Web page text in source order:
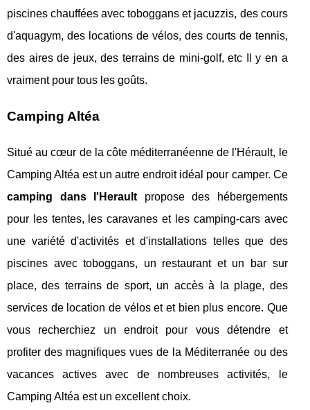
piscines chauffées avec toboggans et jacuzzis, des cours
d'aquagym, des locations de vélos, des courts de tennis,
des aires de jeux, des terrains de mini-golf, etc Il y en a
vraiment pour tous les goûts.
Camping Altéa
Situé au cœur de la côte méditerranéenne de l'Hérault, le
Camping Altéa est un autre endroit idéal pour camper. Ce
camping dans l'Herault propose des hébergements
pour les tentes, les caravanes et les camping-cars avec
une variété d'activités et d'installations telles que des
piscines avec toboggans, un restaurant et un bar sur
place, des terrains de sport, un accès à la plage, des
services de location de vélos et et bien plus encore. Que
vous recherchiez un endroit pour vous détendre et
profiter des magnifiques vues de la Méditerranée ou des
vacances actives avec de nombreuses activités, le
Camping Altéa est un excellent choix.